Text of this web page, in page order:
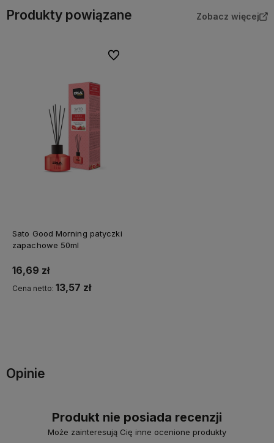
Produkty powiązane Zobacz więcej
Sato Good Morning patyczki
zapachowe 50ml
16,69 zł
Cena netto: 13,57 zł
Do ulubionych
Opinie
Produkt nie posiada recenzji
Może zainteresują Cię inne ocenione produkty